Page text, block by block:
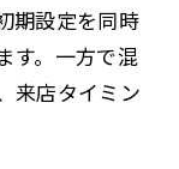
期設定を同時
す。一方で混
来店タイミン